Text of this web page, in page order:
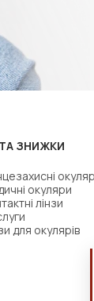
ТА ЗНИЖКИ
окуляри
лінзи
для окулярів